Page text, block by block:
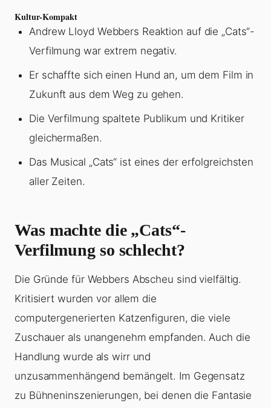
Kultur-Kompakt
Andrew Lloyd Webbers Reaktion auf die „Cats“-
Verfilmung war extrem negativ.
Er schaffte sich einen Hund an, um dem Film in
Zukunft aus dem Weg zu gehen.
Die Verfilmung spaltete Publikum und Kritiker
gleichermaßen.
Das Musical „Cats“ ist eines der erfolgreichsten
aller Zeiten.
Was machte die „Cats“-
Verfilmung so schlecht?
Die Gründe für Webbers Abscheu sind vielfältig.
Kritisiert wurden vor allem die
computergenerierten Katzenfiguren, die viele
Zuschauer als unangenehm empfanden. Auch die
Handlung wurde als wirr und
unzusammenhängend bemängelt. Im Gegensatz
zu Bühneninszenierungen, bei denen die Fantasie